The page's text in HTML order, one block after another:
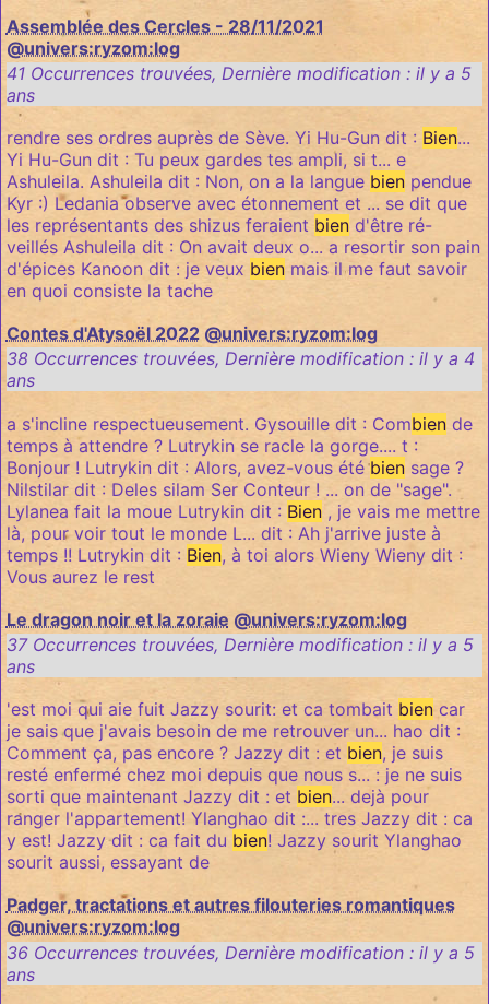
Assemblée des Cercles - 28/11/2021
@univers:ryzom:log
41 Occurrences trouvées, Dernière modification : il y a 5
ans
rendre ses ordres auprès de Sève. Yi Hu-Gun dit : Bien...
Yi Hu-Gun dit : Tu peux gardes tes ampli, si t... e
Ashuleila. Ashuleila dit : Non, on a la langue bienpendue
Kyr :) Ledania observe avec étonnement et ... se dit que
les représentants des shizus feraient biend'être ré-
veillés Ashuleila dit : On avait deux o... a resortir son pain
d'épices Kanoon dit : je veux bienmais il me faut savoir
en quoi consiste la tache
Contes d'Atysoël 2022 @univers:ryzom:log
38 Occurrences trouvées, Dernière modification : il y a 4
ans
a s'incline respectueusement. Gysouille dit : Combiende
temps à attendre ? Lutrykin se racle la gorge.... t :
Bonjour ! Lutrykin dit : Alors, avez-vous étébiensage ?
Nilstilar dit : Deles silam Ser Conteur ! ... on de "sage".
Lylanea fait la moue Lutrykin dit : Bien, je vais me mettre
là, pour voir tout le monde L... dit : Ah j'arrive juste à
temps !! Lutrykin dit : Bien, à toi alors Wieny Wieny dit :
Vous aurez le rest
Le dragon noir et la zoraie @univers:ryzom:log
37 Occurrences trouvées, Dernière modification : il y a 5
ans
'est moi qui aie fuit Jazzy sourit: et ca tombait biencar
je sais que j'avais besoin de me retrouver un... hao dit :
Comment ça, pas encore ? Jazzy dit : et bien, je suis
resté enfermé chez moi depuis que nous s... : je ne suis
sorti que maintenant Jazzy dit : et bien... dejà pour
ranger l'appartement! Ylanghao dit :... tres Jazzy dit : ca
y est! Jazzy dit : ca fait du bien! Jazzy sourit Ylanghao
sourit aussi, essayant de
Padger, tractations et autres filouteries romantiques
@univers:ryzom:log
36 Occurrences trouvées, Dernière modification : il y a 5
ans